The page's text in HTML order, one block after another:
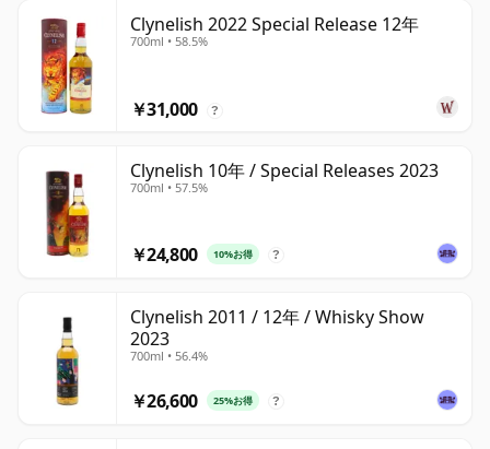
Clynelish 2022 Special Release 12年
700ml • 58.5%
￥31,000 ?
Clynelish 10年 / Special Releases 2023
700ml • 57.5%
￥24,800 10%お得 ?
Clynelish 2011 / 12年 / Whisky Show
2023
700ml • 56.4%
￥26,600 25%お得 ?